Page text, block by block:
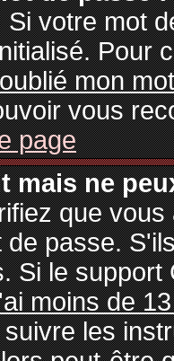
votre mot
Pour
mon
vous
page
mais ne
que
passe.
Si le
moins de
les